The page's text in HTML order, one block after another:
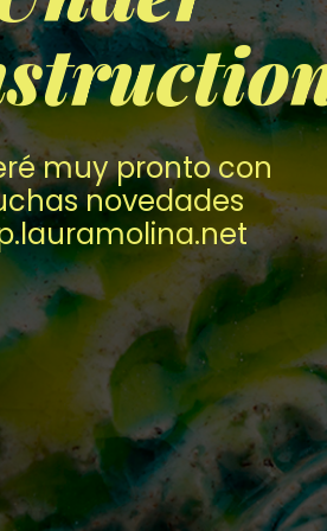
muy pronto con
novedades